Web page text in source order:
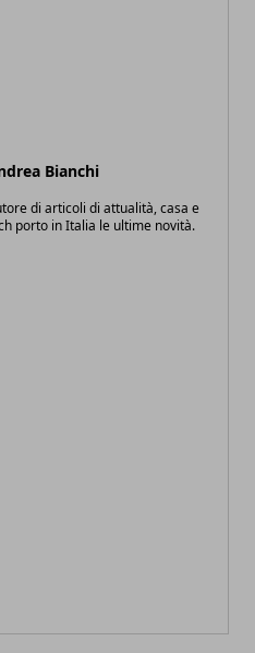
Bianchi
di articoli di attualità, casa e
porto in Italia le ultime novità.